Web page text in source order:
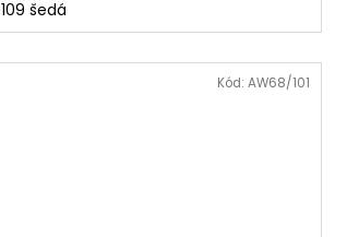
109 šedá
Kód: AW68/101